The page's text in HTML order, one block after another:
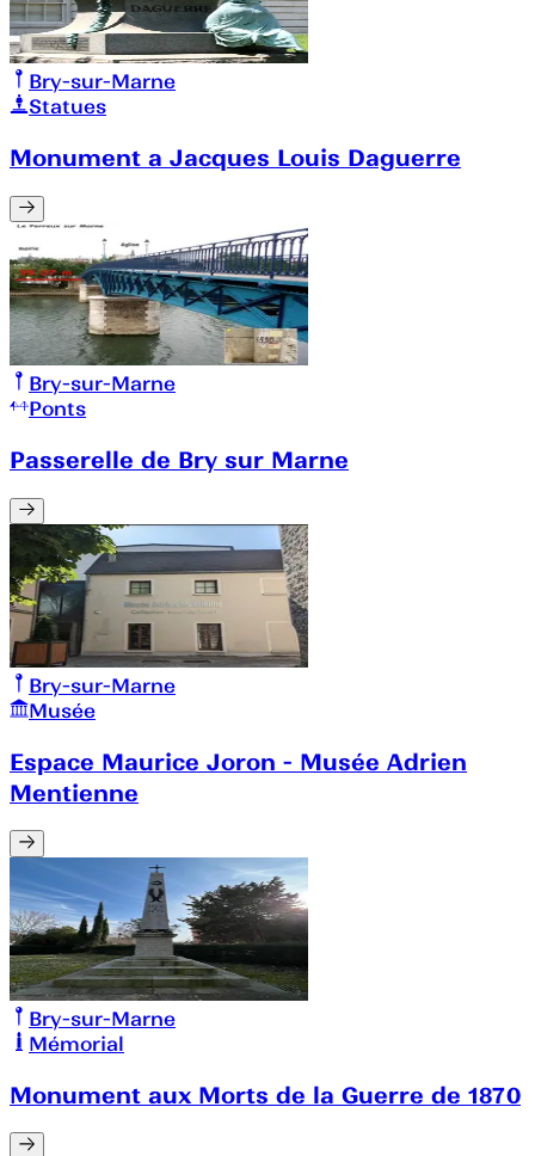
Bry-sur-Marne
Statues
Monument a Jacques Louis Daguerre
Bry-sur-Marne
Ponts
Passerelle de Bry sur Marne
Bry-sur-Marne
Musée
Espace Maurice Joron - Musée Adrien
Mentienne
Bry-sur-Marne
Mémorial
Monument aux Morts de la Guerre de 1870